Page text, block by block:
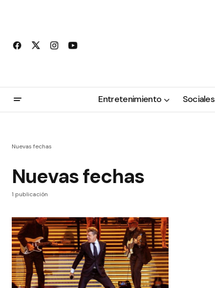
Entretenimiento Sociales
Nuevas fechas
Nuevas fechas
1 publicación